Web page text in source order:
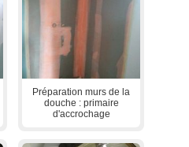
Préparation murs de la
douche : primaire
d'accrochage